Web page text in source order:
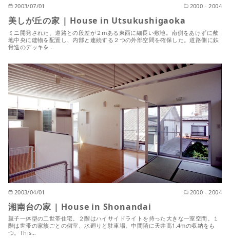
2003/07/01 2000 - 2004
美しが丘の家 | House in Utsukushigaoka
ミニ開発された、道路との段差が２mある東西に細長い敷地。南側をあけずに敷
地中央に建物を配置し、内部と連続する２つの外部空間を確保した。道路側に鉄
骨造のデッキを…
2003/04/01 2000 - 2004
湘南台の家 | House in Shonandai
親子一体型の二世帯住宅。２階はハイサイドライトを持った大きな一室空間。１
階は世帯の家族ごとの個室、水廻りと駐車場。中間階に天井高1.4mの収納をも
つ。This…